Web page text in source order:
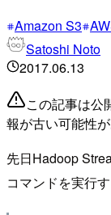
Amazon S3
Satoshi Noto
2017.06.13
この記事は公
報が古い可能性
先日Hadoop
コマンドを実行